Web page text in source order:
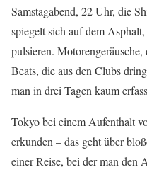
Samstagabend, 22 Uhr, die
spiegelt sich auf dem
pulsieren.
Beats, die aus den Clubs
man in drei Tagen kaum
Tokyo bei einem Aufenthalt
erkunden – das geht über
einer Reise, bei der man den